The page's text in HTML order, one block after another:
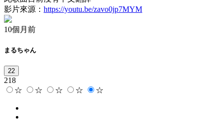
影片來源： https://youtu.be/zavo0jp7MYM
10個月前
まるちゃん
22
218
☆
☆ ☆ ☆ ☆